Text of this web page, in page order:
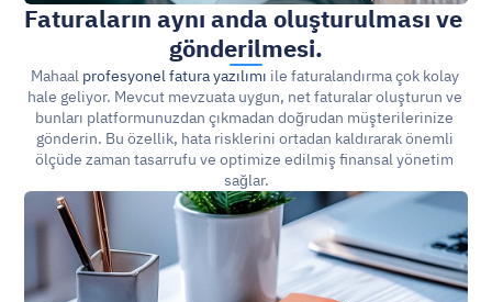
Faturalarınaynı anda oluşturulması ve
gönderilmesi.
Mahaal profesyonel fatura yazılımı ile faturalandırma çok kolay
hale geliyor. Mevcut mevzuata uygun, net faturalar oluşturun ve
bunları platformunuzdan çıkmadan doğrudan müşterilerinize
gönderin. Bu özellik, hata risklerini ortadan kaldırarak önemli
ölçüde zaman tasarrufu ve optimize edilmiş finansal yönetim
sağlar.